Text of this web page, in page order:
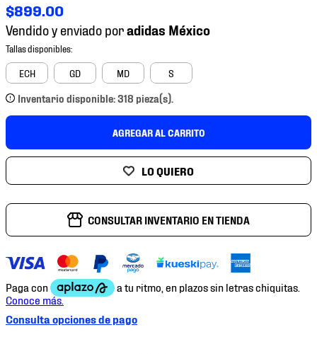
$899.00
Vendido y enviado por
ECH GD MD S
Inventario disponible: 318 pieza(s).
AGREGAR AL CARRITO
CONSULTAR INVENTARIO EN TIENDA
Consulta opciones de pago
8.
chivas
9
tenis niño
10. tenis nike